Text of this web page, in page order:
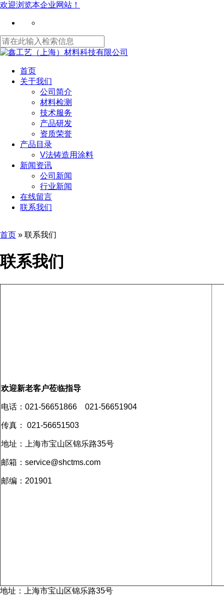
欢迎浏览本企业网站！
首页
关于我们
公司简介
材料检测
技术服务
产品研发
资质荣誉
产品目录
V法铸造用涂料
新闻资讯
公司新闻
行业新闻
在线留言
联系我们
首页 » 联系我们
联系我们
欢迎新老客户莅临指导
电话：021-56651866 021-56651904
传真： 021-56651503
地址：上海市宝山区锦乐路35号
邮箱：service@shctms.com
邮编：201901
地址：上海市宝山区锦乐路35号